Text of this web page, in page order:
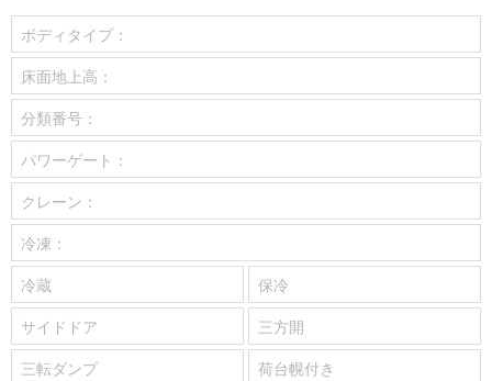
ボディタイプ：
床面地上高：
分類番号：
パワーゲート：
クレーン：
冷凍：
冷蔵
保冷
サイドドア
三方開
三転ダンプ
荷台幌付き